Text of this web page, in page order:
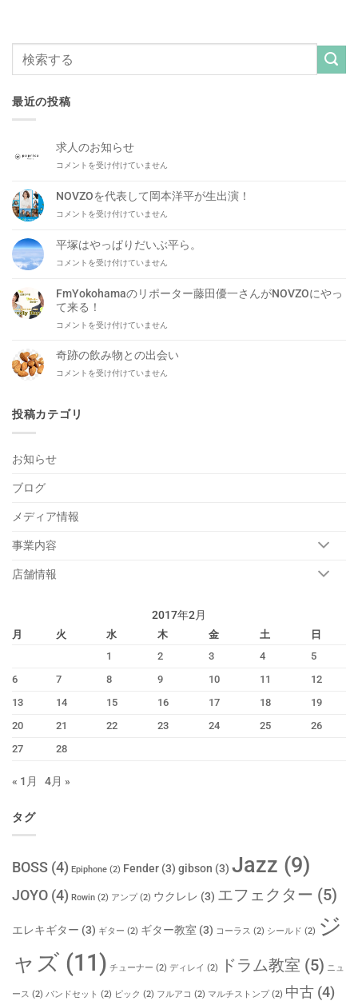
最近の投稿
求人のお知らせ
求
の
知
せ
コメントを受け付けていません
NOVZOを代表して岡本洋平が生出演！
NOVZO
代
表
し
岡
本
平
生
コメントを受け付けていません
平塚はやっぱりだいぶ平ら。
平
は
っ
ぱ
だ
ぶ
は
コメントを受け付けていません
FmYokohamaのリポーター藤田優一さんがNOVZOにやっ
て来る！
FmYokohama
リ
ポ
ー
藤
に
コメントを受け付けていません
奇跡の飲み物との出会い
奇
飲
は
コメントを受け付けていません
投稿カテゴリ
お知らせ
ブログ
メディア情報
事業内容
店舗情報
2017年2月
月 火 水 木 金 土
日
1
2 3 4
5
6
7 8 9 10 11
12
13
14 15 16 17 18
19
20
21 22 23 24 25
26
27
28
« 1月 4月 »
タグ
BOSS (4) Epiphone (2) Fender (3) gibson (3) Jazz (9)
JOYO (4) Rowin (2) アンプ(2) ウクレレ (3) エフェクター (5)
エレキギター (3) ギター (2) ギター教室 (3) コーラス (2) シールド (2) ジ
ャズ (11) チューナー (2) ディレイ (2) ドラム教室 (5) ニュ
ース (2) バンドセット (2) ピック (2) フルアコ (2) マルチストンプ(2) 中古 (4)